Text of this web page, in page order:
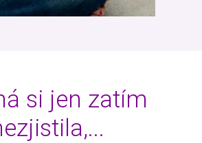
si jen zatím